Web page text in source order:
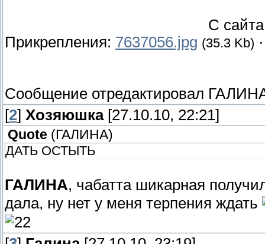
С
Прикрепления: 7637056.jpg (35.3 Kb)
Сообщение отредактировал
[2] Хозяюшка[27.10.10, 22:21]
Quote ( ГАЛИНА)
ДАТЬ ОСТЫТЬ
ГАЛИНА, чабатта шикарная
дала, ну нет у меня терпения ждать